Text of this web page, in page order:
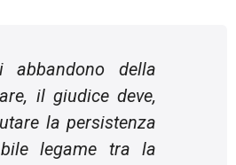
della
il giudice deve,
la persistenza
legame tra la